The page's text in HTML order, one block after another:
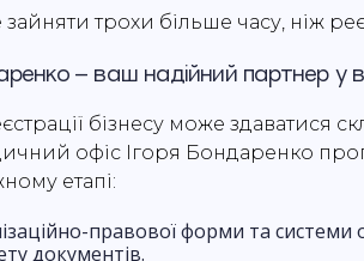
трохи більше часу, ніж
– ваш надійний партнер у
бізнесу може здаватися
офіс Ігоря Бондаренко
етапі:
правової форми та системи
документів.